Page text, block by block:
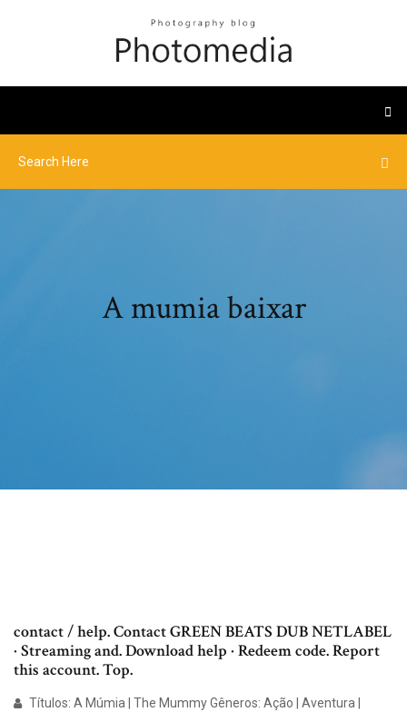
A mumia baixar
contact / help. Contact GREEN BEATS DUB NETLABEL
· Streaming and. Download help · Redeem code. Report
this account. Top.
Títulos: A Múmia | The Mummy Gêneros: Ação | Aventura |